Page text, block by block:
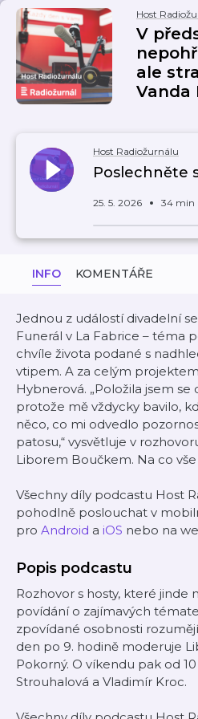
Host
V
ale
Vanda
Host Radiožurnálu
Poslechněte
25. 5. 2026 34 min
INFO KOMENTÁŘE
Jednou z událostí divadelní
Funerál v La Fabrice – téma
chvíle života podané s
vtipem. A za celým
Hybnerová. „Položila jsem
protože mě vždycky bavilo,
něco, co mi odvedlo
patosu,“ vysvětluje v
Liborem Boučkem. Na co
Všechny díly podcastu Host
pohodlně poslouchat v
pro Android a iOS nebo na
Popis podcastu
Rozhovor s hosty, které jinde
povídání o zajímavých
zpovídané osobnosti
den po 9. hodině moderuje
Pokorný. O víkendu pak od
Strouhalová a Vladimír Kroc.